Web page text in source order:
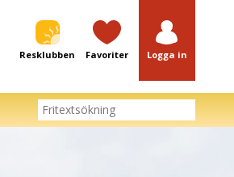
Resklubben Favoriter Logga in